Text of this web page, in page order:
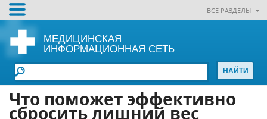
ВСЕ РАЗДЕЛЫ
МЕДИЦИНСКАЯ
ИНФОРМАЦИОННАЯ СЕТЬ
Что поможет эффективно
сбросить лишний вес